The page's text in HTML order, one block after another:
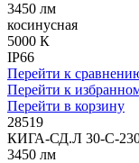
3450 лм
косинусная
5000 К
IP66
Перейти к
Перейти к
Перейти в корзину
28519
КИГА-СД.Л 30-С-
3450 лм